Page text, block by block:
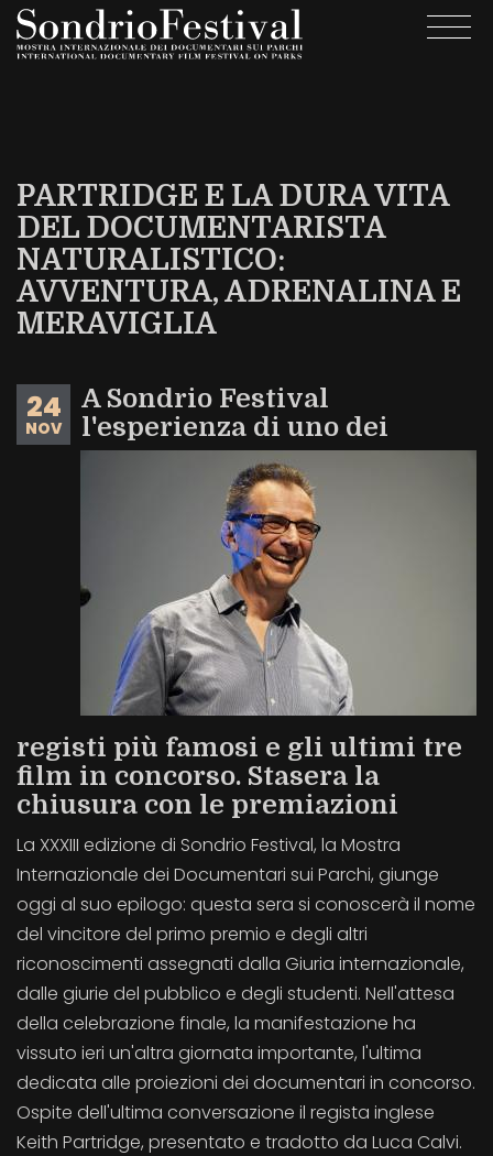
Salta
PARTRIDGE E LA DURA VITA
DEL DOCUMENTARISTA
NATURALISTICO:
AVVENTURA, ADRENALINA E
MERAVIGLIA
24
NOV
A Sondrio Festival
l'esperienza di uno dei
registi più famosi e gli ultimi tre
film in concorso. Stasera la
chiusura con le premiazioni
La XXXIII edizione di Sondrio Festival, la Mostra
Internazionale dei Documentari sui Parchi, giunge
oggi al suo epilogo: questa sera si conoscerà il nome
del vincitore del primo premio e degli altri
riconoscimenti assegnati dalla Giuria internazionale,
dalle giurie del pubblico e degli studenti. Nell'attesa
della celebrazione finale, la manifestazione ha
vissuto ieri un'altra giornata importante, l'ultima
dedicata alle proiezioni dei documentari in concorso.
Ospite dell'ultima conversazione il regista inglese
Keith Partridge, presentato e tradotto da Luca Calvi.